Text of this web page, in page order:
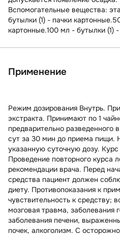
Вспомогательные вещества:
бутылки (1) - пачки
картонные.100 мл - бутылки (1)
Применение
Режим дозирования Внутрь.
экстракта. Принимают по 1
предварительно разведенного
сут за 30 мин до приема пищи.
указанную суточную дозу.
Проведение повторного курса
рекомендации врача. Перед
средства пациент должен
диету. Противопоказания к
чувствительность к средству;
мозговая травма, заболевания
заболевания печени,
почек, алкоголизм. С